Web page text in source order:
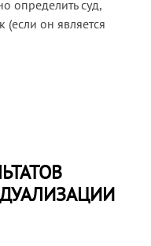
определить суд,
он является